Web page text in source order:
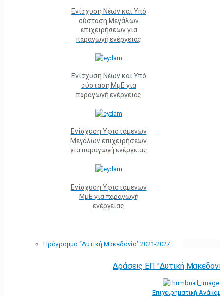
Ενίσχυση Νέων και Υπό
σύσταση Μεγάλων
επιχειρήσεων για
παραγωγή ενέργειας
Ενίσχυση Νέων και Υπό
σύσταση ΜμΕ για
παραγωγή ενέργειας
Ενίσχυση Υφιστάμενων
Μεγάλων επιχειρήσεων
για παραγωγή ενέργειας
Ενίσχυση Υφιστάμενων
ΜμΕ για παραγωγή
ενέργειας
Πρόγραμμα “Δυτική Μακεδονία” 2021-2027
Δράσεις ΕΠ "Δυτική
Επιχειρηματική